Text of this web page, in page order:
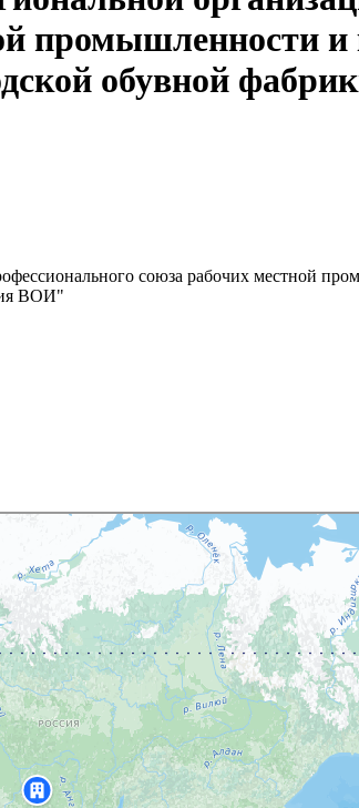
промышленности
обувной
союза рабочих местной
ВОИ"